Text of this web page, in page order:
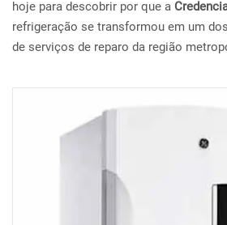
hoje para descobrir por que a
refrigeração se transformou em um
de serviços de reparo da região